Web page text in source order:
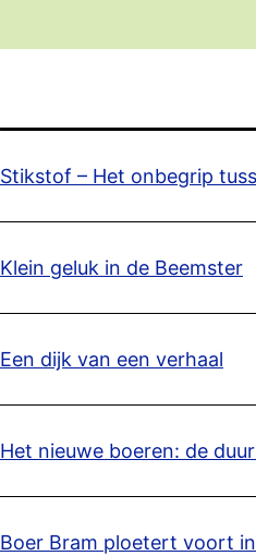
Stikstof – Het onbegrip
Klein geluk in de Beemster
Een dijk van een verhaal
Het nieuwe boeren: de
Boer Bram ploetert voort